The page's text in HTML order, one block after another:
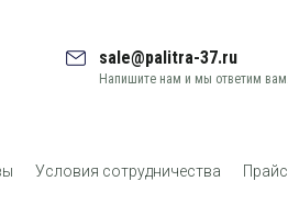
sale@palitra-37.ru
Напишите нам и мы ответим вам.
Условия сотрудничества Прайс